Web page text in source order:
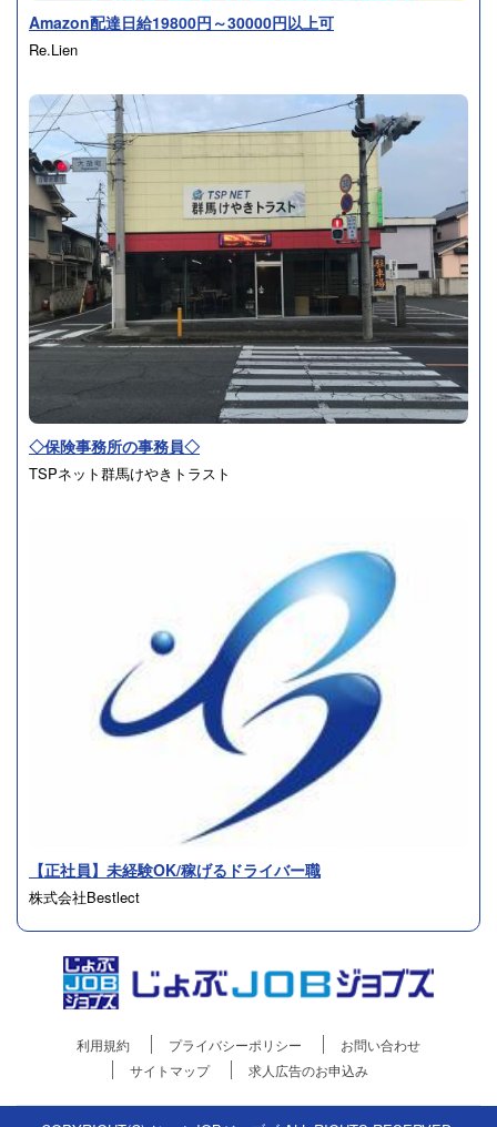
Amazon配達日給19800円～30000円以上可
Re.Lien
◇保険事務所の事務員◇
TSPネット群馬けやきトラスト
【正社員】未経験OK/稼げるドライバー職
株式会社Bestlect
利用規約 プライバシーポリシー
お問い合わせ
サイトマップ
求人広告のお申込み